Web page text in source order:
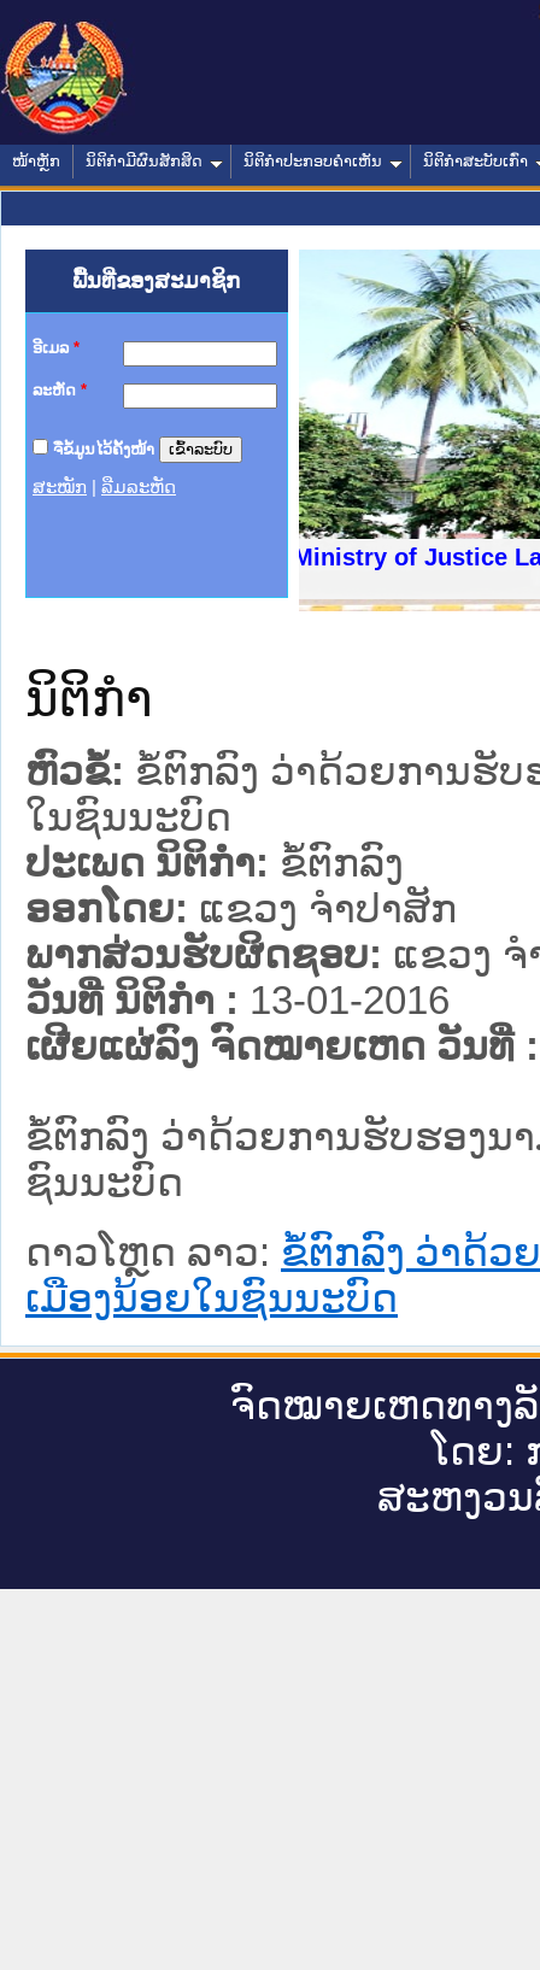
ໜ້າຫຼັກ ນິຕິກໍາມີຜົນສັກສິດ ນິຕິກໍາປະກອບຄໍາເຫັນ ນິຕິກໍາສະບັບເກົ່າ
ພື້ນທີ່ຂອງສະມາຊິກ
ອີເມລ *
ລະຫັດ *
ຈື່ຂໍ້ມູນໄວ້ຄັ້ງໜ້າ
ສະໝັກ ລືມລະຫັດ
Ministry of Justice Lao
ຊາຊົນ ພາກເໜືອ
ການ
ກາງ
ກໃຕ້
ນຕຳຫຼວດປະຊາຊົນ
ສັນຕິບານປະຊາຊົນ
ກເໜືອ
ຊາຊົນ ພາກກາງ
ນິຕິກໍາ
ຫົວຂໍ້: ຂໍ້ຕົກລົງ ວ່າດ້ວຍການຮັ
ໃນຊົນນະບົດ
ປະເພດ ນິຕິກໍາ: ຂໍ້ຕົກລົງ
ອອກໂດຍ: ແຂວງ ຈໍາປາສັກ
ພາກສ່ວນຮັບຜິດຊອບ: ແຂວງ ຈໍ
ວັນທີ່ ນິຕິກໍາ : 13-01-2016
ເຜີຍແຜ່ລົງ ຈົດໝາຍເຫດ ວັນທີ່ :
ຂໍ້ຕົກລົງ ວ່າດ້ວຍການຮັບຮອງນ
ຊົນນະບົດ
ດາວໂຫຼດ ລາວ: ຂໍ້ຕົກລົງ ວ່າດ້ວ
ເມືອງນ້ອຍໃນຊົນນະບົດ
ຈົດ​ໝາຍ​ເຫດ​ທາງ​
ໂດຍ:
ສະ​ຫງວນ​